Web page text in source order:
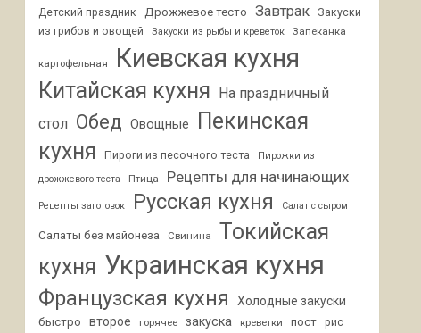
Детский праздник
Дрожжевое тесто Завтрак
Закуски
из грибов и овощей
Закуски из рыбы и креветок Запеканка
картофельная Киевская кухня
Китайская кухня На праздничный
стол Обед Овощные
Пекинская
кухня
Пироги из песочного теста
Пирожки из
дрожжевого теста
Птица Рецепты для начинающих
Рецепты заготовок Русская кухня Салат с сыром
Салаты без майонеза Свинина
Токийская
кухня Украинская кухня
Французская кухня Холодные закуски
быстро второе горячее закуска креветки пост рис